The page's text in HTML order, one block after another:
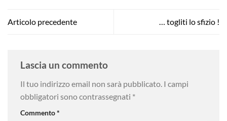
Articolo precedente … togliti lo sfizio !
Lascia un commento
Il tuo indirizzo email non sarà pubblicato. I campi
obbligatori sono contrassegnati *
Commento*